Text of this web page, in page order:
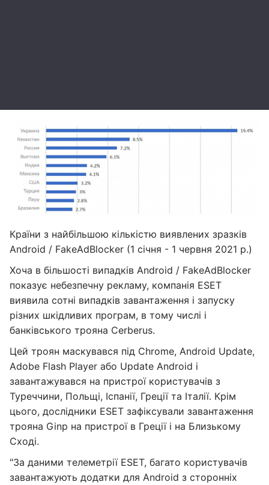
Країни з найбільшою кількістю виявлених зразків
Android / FakeAdBlocker (1 січня - 1 червня 2021 р.)
Хоча в більшості випадків Android / FakeAdBlocker
показує небезпечну рекламу, компанія ESET
виявила сотні випадків завантаження і запуску
різних шкідливих програм, в тому числі і
банківського трояна Cerberus.
Цей троян маскувався під Chrome, Android Update,
Adobe Flash Player або Update Android і
завантажувався на пристрої користувачів з
Туреччини, Польщі, Іспанії, Греції та Італії. Крім
цього, дослідники ESET зафіксували завантаження
трояна Ginp на пристрої в Греції і на Близькому
Сході.
"За даними телеметрії ESET, багато користувачів
завантажують додатки для Android з сторонніх